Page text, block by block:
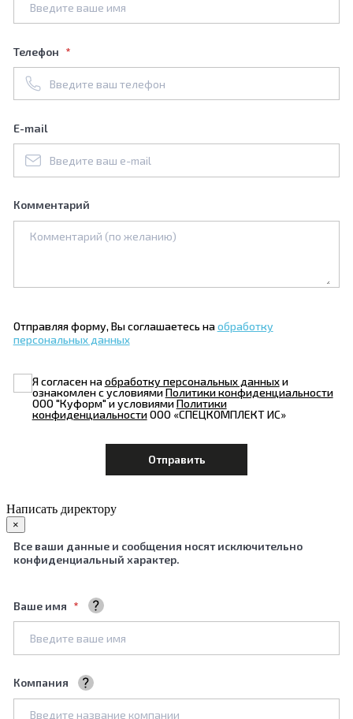
Телефон
E-mail
Комментарий
Отправляя форму, Вы соглашаетесь наобработку
персональных данных
Я согласен наобработку персональных данныхи
ознакомлен с условиямиПолитики конфиденциальности
ООО "Куформ" и условиямиПолитики
конфиденциальностиООО «СПЕЦКОМПЛЕКТ ИС»
Написать директору
×
Все ваши данные и сообщения носят исключительно
конфиденциальный характер.
Ваше имя
Ваше полное имя
Компания